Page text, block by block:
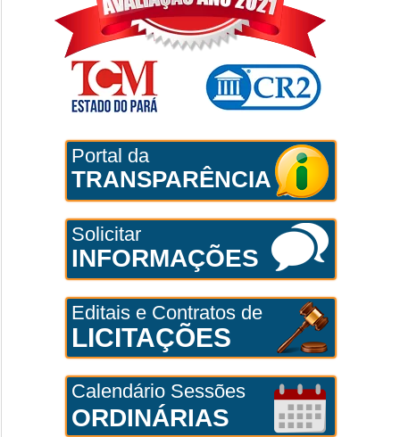
Portal da
TRANSPARÊNCIA
Solicitar
INFORMAÇÕES
Editais e Contratos de
LICITAÇÕES
Calendário Sessões
ORDINÁRIAS